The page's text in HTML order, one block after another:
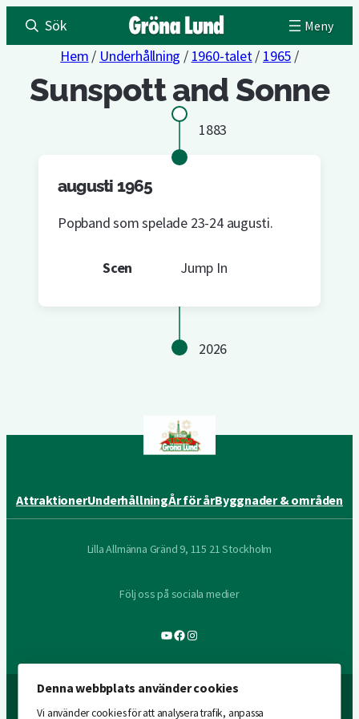
Sök
Hem / Underhållning / 1960-talet/ 1965 /
Sunspott and Sonne
1883
augusti 1965
Popband som spelade 23-24 augusti.
Scen Jump In
2026
AttraktionerUnderhållningÅr för årByggnader & områden
Lilla Allmänna Gränd 9, 115 21 Stockholm
Följ oss på sociala medier
YouTube
Facebook
Instagram
Denna webbplats använder cookies
Vi använder cookies för att analysera trafik, anpassa